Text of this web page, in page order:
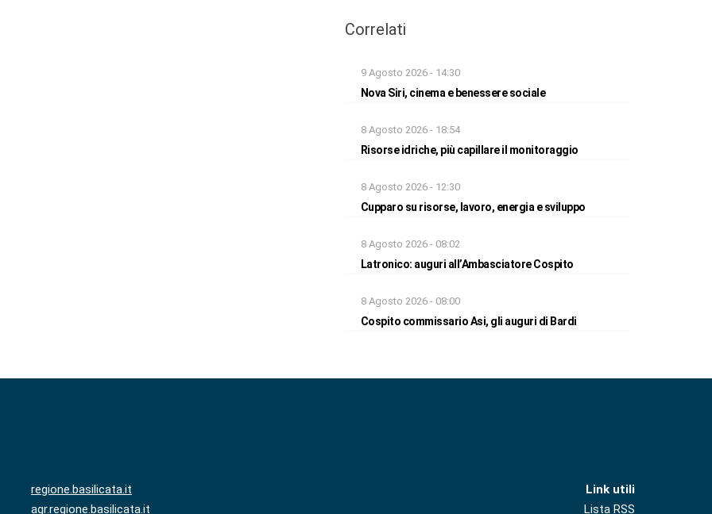
Correlati
9 Agosto 2026 - 14:30
Nova Siri, cinema e benessere sociale
8 Agosto 2026 - 18:54
Risorse idriche, più capillare il monitoraggio
8 Agosto 2026 - 12:30
Cupparo su risorse, lavoro, energia e sviluppo
8 Agosto 2026 - 08:02
Latronico: auguri all’Ambasciatore Cospito
8 Agosto 2026 - 08:00
Cospito commissario Asi, gli auguri di Bardi
regione.basilicata.it
agr.regione.basilicata.it
Link utili
Lista RSS